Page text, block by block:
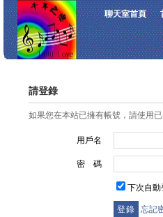
聊天室首頁
請登錄
如果您在本站已擁有帳號，請使用
用戶名
密 碼
下次自動
忘記